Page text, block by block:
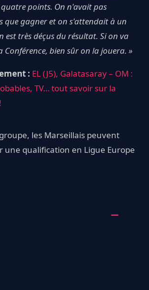
points. On n'avait pas
que gagner et on s'attendait à un
est très déçus du résultat. Si on va
Conférence, bien sûr on la jouera. »
: EL (J5), Galatasaray – OM :
TV… tout savoir sur la
les Marseillais peuvent
une qualification en Ligue Europe